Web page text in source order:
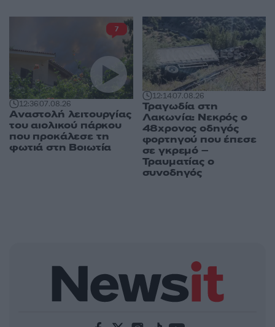
12:3607.08.26
Αναστολή λειτουργίας
του αιολικού πάρκου
που προκάλεσε τη
φωτιά στη Βοιωτία
7
12:1407.08.26
Τραγωδία στη
Λακωνία: Νεκρός ο
48χρονος οδηγός
φορτηγού που έπεσε
σε γκρεμό –
Τραυματίας ο
συνοδηγός